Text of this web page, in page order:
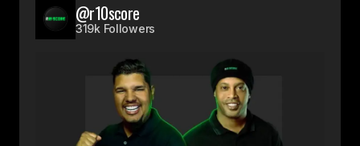
@r10score
319k Followers